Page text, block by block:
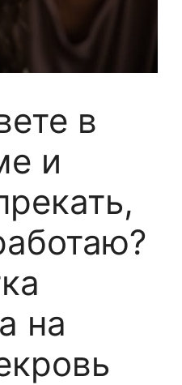
в
и
на